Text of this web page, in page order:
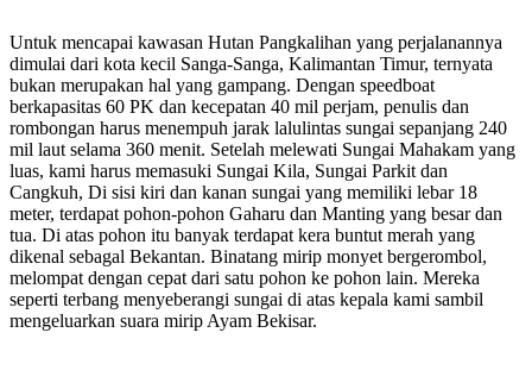
Untuk mencapai kawasan Hutan Pangkalihan yang perjalanannya
dimulai dari kota kecil Sanga-Sanga, Kalimantan Timur, ternyata
bukan merupakan hal yang gampang. Dengan speedboat
berkapasitas 60 PK dan kecepatan 40 mil perjam, penulis dan
rombongan harus menempuh jarak lalulintas sungai sepanjang 240
mil laut selama 360 menit. Setelah melewati Sungai Mahakam yang
luas, kami harus memasuki Sungai Kila, Sungai Parkit dan
Cangkuh, Di sisi kiri dan kanan sungai yang memiliki lebar 18
meter, terdapat pohon-pohon Gaharu dan Manting yang besar dan
tua. Di atas pohon itu banyak terdapat kera buntut merah yang
dikenal sebagal Bekantan. Binatang mirip monyet bergerombol,
melompat dengan cepat dari satu pohon ke pohon lain. Mereka
seperti terbang menyeberangi sungai di atas kepala kami sambil
mengeluarkan suara mirip Ayam Bekisar.